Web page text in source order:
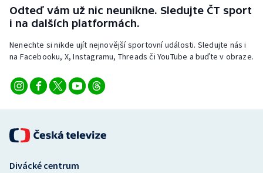
Odteď vám už nic neunikne. Sledujte ČT sport
i na dalších platformách.
Nenechte si nikde ujít nejnovější sportovní události. Sledujte nás i
na Facebooku, X, Instagramu, Threads či YouTube a buďte v obraze.
Divácké centrum